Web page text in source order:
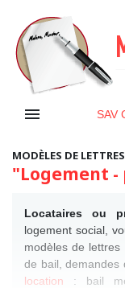
 SAV
MODÈLES DE LETTRES
"Logement
Locataires ou
logement social,
modèles de
de bail, demandes
location : bail